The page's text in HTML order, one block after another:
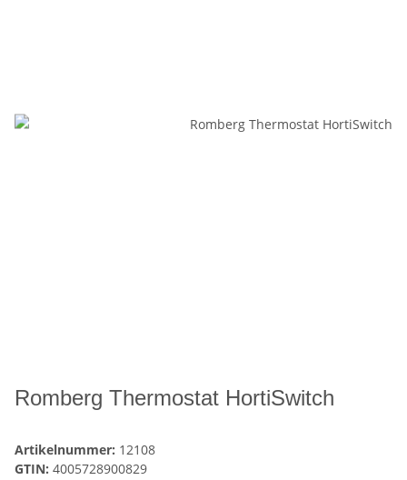
Romberg Thermostat HortiSwitch
Artikelnummer: 12108
GTIN: 4005728900829